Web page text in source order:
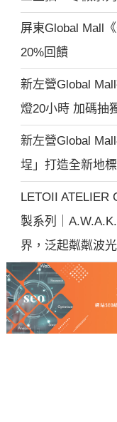
屏東Global Mall
20%回饋
新左營Global
燈20小時 加碼抽
新左營Global
埕」打造全新地標
LETOII ATELIER
製系列｜
界，泛起粼粼波光